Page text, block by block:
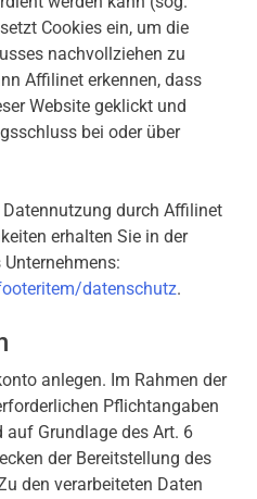
Cookies ein, um die
nachvollziehen zu
Affilinet erkennen, dass
Website geklickt und
bei oder über
durch Affilinet
erhalten Sie in der
datenschutz.
anlegen. Im Rahmen der
Pflichtangaben
Grundlage des Art. 6
der Bereitstellung des
den verarbeiteten Daten